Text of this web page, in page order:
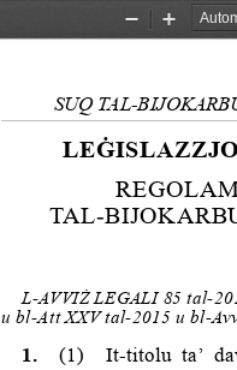
Zoom
Zoom
SUQ TAL-
TAL-
L-AVVIŻ LEGALI 85 tal-
u bl-Att XXV tal-2015 u bl-
1. (1) It-titolu ta’